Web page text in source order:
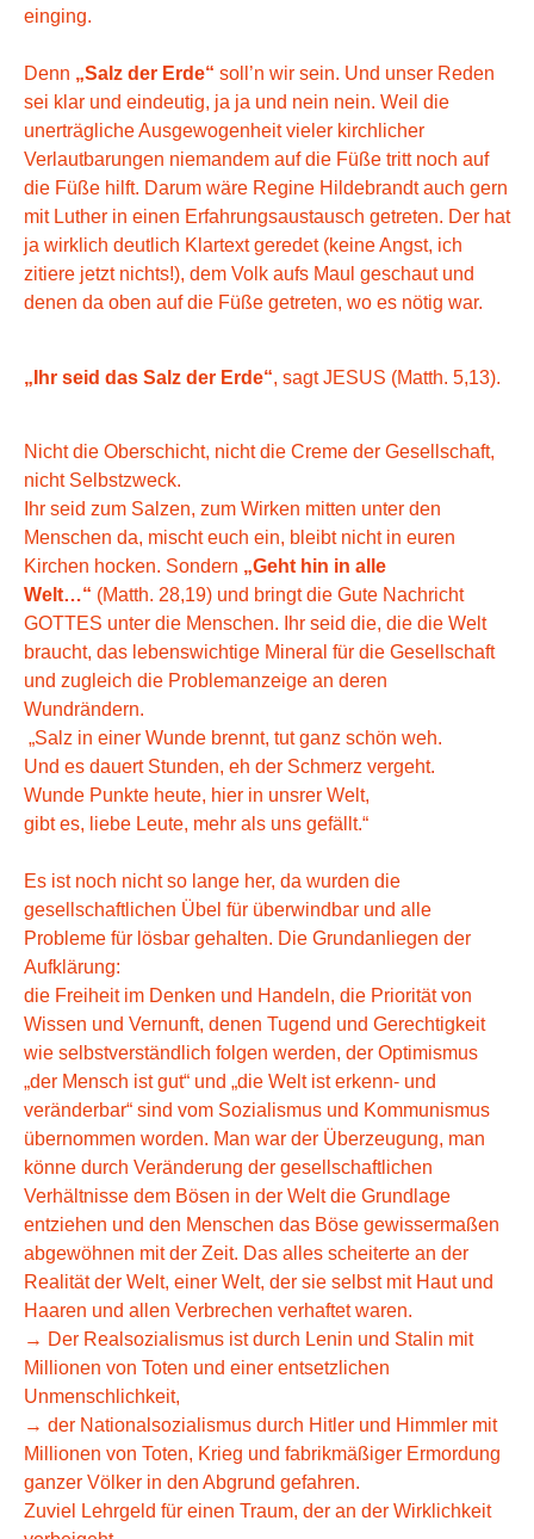
einging.
Denn „Salz der Erde“ soll’n wir sein. Und unser Reden
sei klar und eindeutig, ja ja und nein nein. Weil die
unerträgliche Ausgewogenheit vieler kirchlicher
Verlautbarungen niemandem auf die Füße tritt noch auf
die Füße hilft. Darum wäre Regine Hildebrandt auch gern
mit Luther in einen Erfahrungsaustausch getreten. Der hat
ja wirklich deutlich Klartext geredet (keine Angst, ich
zitiere jetzt nichts!), dem Volk aufs Maul geschaut und
denen da oben auf die Füße getreten, wo es nötig war.
„Ihr seid das Salz der Erde“, sagt JESUS (Matth. 5,13).
Nicht die Oberschicht, nicht die Creme der Gesellschaft,
nicht Selbstzweck.
Ihr seid zum Salzen, zum Wirken mitten unter den
Menschen da, mischt euch ein, bleibt nicht in euren
Kirchen hocken. Sondern „Geht hin in alle
Welt…“ (Matth. 28,19) und bringt die Gute Nachricht
GOTTES unter die Menschen. Ihr seid die, die die Welt
braucht, das lebenswichtige Mineral für die Gesellschaft
und zugleich die Problemanzeige an deren
Wundrändern.
„Salz in einer Wunde brennt, tut ganz schön weh.
Und es dauert Stunden, eh der Schmerz vergeht.
Wunde Punkte heute, hier in unsrer Welt,
gibt es, liebe Leute, mehr als uns gefällt.“
Es ist noch nicht so lange her, da wurden die
gesellschaftlichen Übel für überwindbar und alle
Probleme für lösbar gehalten. Die Grundanliegen der
Aufklärung:
die Freiheit im Denken und Handeln, die Priorität von
Wissen und Vernunft, denen Tugend und Gerechtigkeit
wie selbstverständlich folgen werden, der Optimismus
„der Mensch ist gut“ und „die Welt ist erkenn- und
veränderbar“ sind vom Sozialismus und Kommunismus
übernommen worden. Man war der Überzeugung, man
könne durch Veränderung der gesellschaftlichen
Verhältnisse dem Bösen in der Welt die Grundlage
entziehen und den Menschen das Böse gewissermaßen
abgewöhnen mit der Zeit. Das alles scheiterte an der
Realität der Welt, einer Welt, der sie selbst mit Haut und
Haaren und allen Verbrechen verhaftet waren.
→ Der Realsozialismus ist durch Lenin und Stalin mit
Millionen von Toten und einer entsetzlichen
Unmenschlichkeit,
→ der Nationalsozialismus durch Hitler und Himmler mit
Millionen von Toten, Krieg und fabrikmäßiger Ermordung
ganzer Völker in den Abgrund gefahren.
Zuviel Lehrgeld für einen Traum, der an der Wirklichkeit